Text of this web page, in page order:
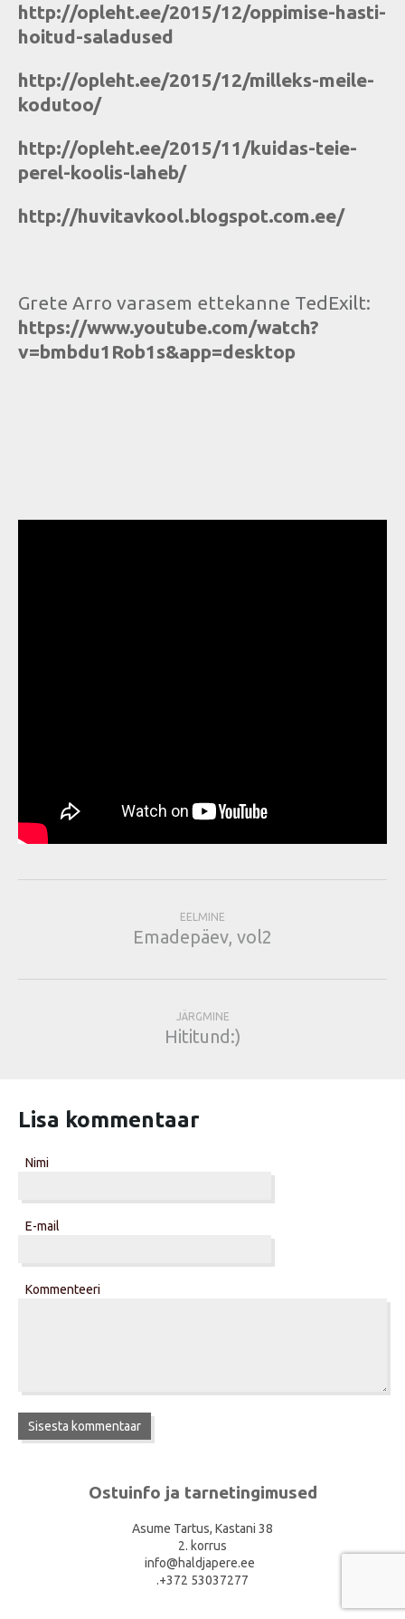
http://opleht.ee/2015/12/oppimise-hasti-
hoitud-saladused
http://opleht.ee/2015/12/milleks-meile-
kodutoo/
http://opleht.ee/2015/11/kuidas-teie-
perel-koolis-laheb/
http://huvitavkool.blogspot.com.ee/
Grete Arro varasem ettekanne TedExilt:
https://www.youtube.com/watch?
v=bmbdu1Rob1s&app=desktop
EELMINE
Emadepäev, vol2
JÄRGMINE
Hititund:)
Lisa kommentaar
Nimi
E-mail
Kommenteeri
Ostuinfo ja tarnetingimused
Asume Tartus, Kastani 38
2. korrus
info@haldjapere.ee
.+372 53037277